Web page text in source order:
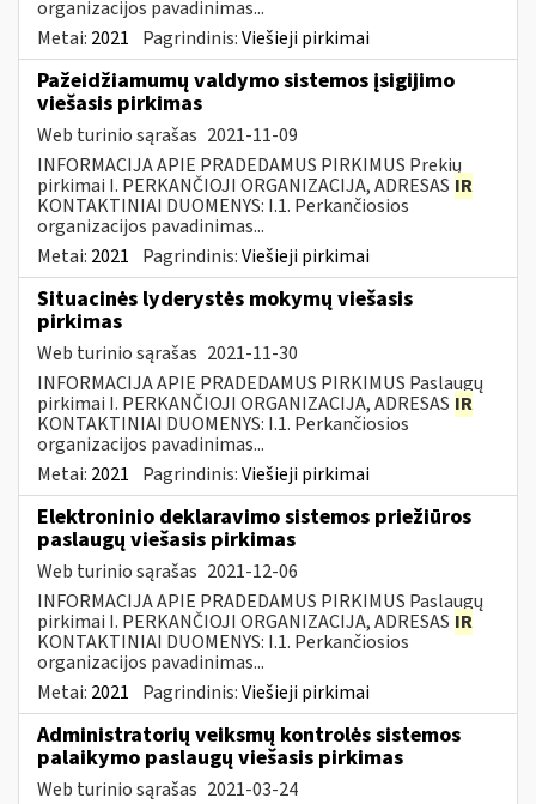
organizacijos pavadinimas...
Metai: 2021 Pagrindinis:Viešieji pirkimai
Pažeidžiamumų valdymo sistemos įsigijimo
viešasis pirkimas
Web turinio sąrašas 2021-11-09
INFORMACIJA APIE PRADEDAMUS PIRKIMUS Prekių
pirkimai I. PERKANČIOJI ORGANIZACIJA, ADRESAS IR
KONTAKTINIAI DUOMENYS: I.1. Perkančiosios
organizacijos pavadinimas...
Metai: 2021 Pagrindinis:Viešieji pirkimai
Situacinės lyderystės mokymų viešasis
pirkimas
Web turinio sąrašas 2021-11-30
INFORMACIJA APIE PRADEDAMUS PIRKIMUS Paslaugų
pirkimai I. PERKANČIOJI ORGANIZACIJA, ADRESAS IR
KONTAKTINIAI DUOMENYS: I.1. Perkančiosios
organizacijos pavadinimas...
Metai: 2021 Pagrindinis:Viešieji pirkimai
Elektroninio deklaravimo sistemos priežiūros
paslaugų viešasis pirkimas
Web turinio sąrašas 2021-12-06
INFORMACIJA APIE PRADEDAMUS PIRKIMUS Paslaugų
pirkimai I. PERKANČIOJI ORGANIZACIJA, ADRESAS IR
KONTAKTINIAI DUOMENYS: I.1. Perkančiosios
organizacijos pavadinimas...
Metai: 2021 Pagrindinis:Viešieji pirkimai
Administratorių veiksmų kontrolės sistemos
palaikymo paslaugų viešasis pirkimas
Web turinio sąrašas 2021-03-24